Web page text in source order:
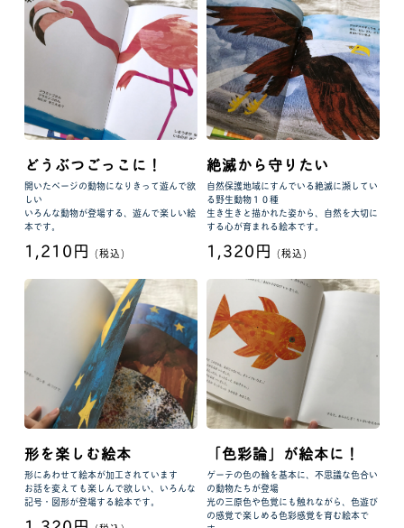
どうぶつごっこに！
開いたページの動物になりきって遊んで欲
しい
いろんな動物が登場する、遊んで楽しい絵
本です。
1,210円 (税込)
絶滅から守りたい
自然保護地域にすんでいる絶滅に瀕してい
る野生動物１０種
生き生きと描かれた姿から、自然を大切に
する心が育まれる絵本です。
1,320円 (税込)
形を楽しむ絵本
形にあわせて絵本が加工されています
お話を変えても楽しんで欲しい、いろんな
記号・図形が登場する絵本です。
「色彩論」が絵本に！
ゲーテの色の輪を基本に、不思議な色合い
の動物たちが登場
光の三原色や色覚にも触れながら、色遊び
の感覚で楽しめる色彩感覚を育む絵本で